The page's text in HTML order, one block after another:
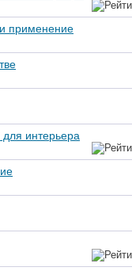
применение
интерьера